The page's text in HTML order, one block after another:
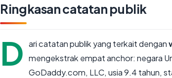
Ringkasan catatan publik
D ari catatan publik yang terkait dengan
mengekstrak empat anchor: negara
GoDaddy.com, LLC, usia 9.4 tahun,